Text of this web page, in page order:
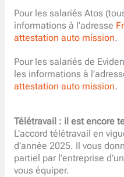
Pour les salariés Atos
informations à l’adresse
attestation auto mission.
Pour les salariés de
les informations à
attestation auto mission.
Télétravail : il est encore
L’accord télétravail en
d’année 2025. Il vous
partiel par l’entreprise
vous équiper.